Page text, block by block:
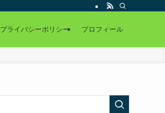
プライバシーポリシー プロフィール